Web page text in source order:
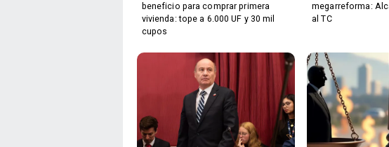
beneficio para comprar primera
vivienda: tope a 6.000 UF y 30 mil
cupos
megarreforma:
al TC